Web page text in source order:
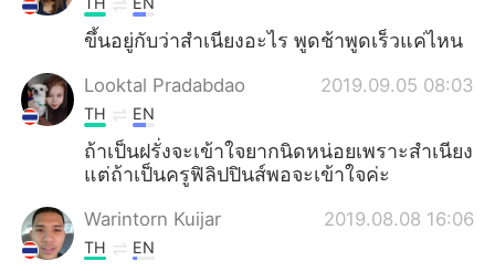
Português
ขึ้นอยู่กับว่าสำเนียงอะไร​ พูดช้าพูดเร็วแค่ไหน
Looktal Pradabdao 2019.09.05 08:03
TH EN
ถ้าเป็นฝรั่งจะเข้าใจยากนิดหน่อยเพราะสำเนียง
แต่ถ้าเป็นครูฟิลิปปินส์พอจะเข้าใจค่ะ
Warintorn Kuijar 2019.08.08 16:06
TH EN